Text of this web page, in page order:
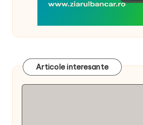
Articole interesante